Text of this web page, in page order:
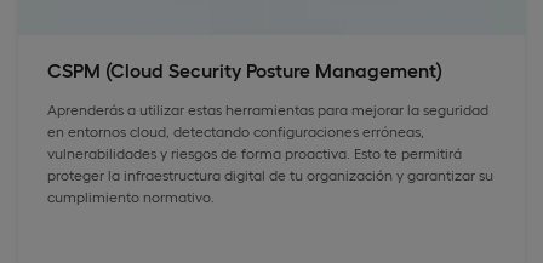
CSPM (Cloud Security Posture Management)
Aprenderás a utilizar estas herramientas para mejorar la seguridad
en entornos cloud, detectando configuraciones erróneas,
vulnerabilidades y riesgos de forma proactiva. Esto te permitirá
proteger la infraestructura digital de tu organización y garantizar su
cumplimiento normativo.